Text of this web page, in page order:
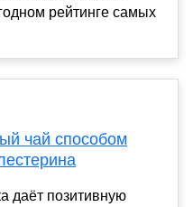
рейтинге самых
чай способом
даёт позитивную